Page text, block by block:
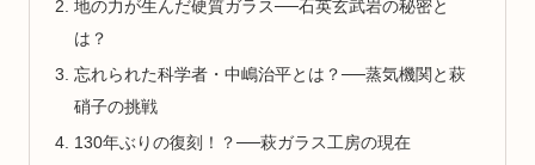
地の力が生んだ硬質ガラス──石英玄武岩の秘密と
は？
忘れられた科学者・中嶋治平とは？──蒸気機関と萩
硝子の挑戦
130年ぶりの復刻！？──萩ガラス工房の現在